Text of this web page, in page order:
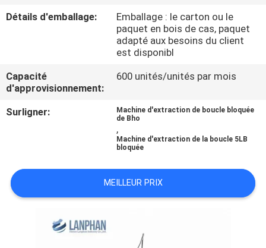
VISITE
CONTRÔLE
QUALITÉ
NOUS
DEMANDEZ
UNE
Détails d'emballage:
Emballage : le carton ou le
paquet en bois de cas, paquet
adapté aux besoins du client
est disponibl
Capacité
d'approvisionnement:
600 unités/unités par mois
Surligner:
Machine d'extraction de boucle bloquée
de Bho
,
Machine d'extraction de la boucle 5LB
bloquée
MEILLEUR PRIX